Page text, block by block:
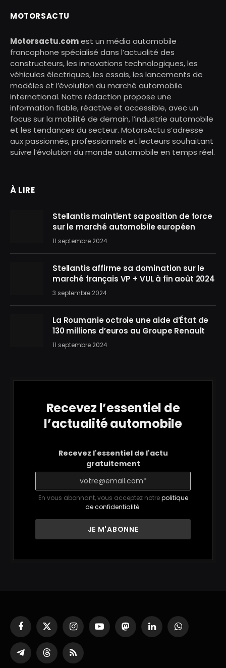
MOTORSACTU
Motorsactu.comest un média automobile
francophone spécialisé dans l’actualité des
constructeurs, les innovations technologiques, les
véhicules électriques, les essais, les lancements de
modèles et l’évolution du marché automobile
international. Notre rédaction propose une
information fiable, réactive et accessible, avec un
focus sur la mobilité de demain, l’industrie automobile
et les tendances du secteur. MotorsActu s’adresse
aux passionnés, professionnels et lecteurs souhaitant
suivre l’évolution du monde automobile en temps réel.
À LIRE
Stellantis maintient sa position de force
sur le marché automobile européen
11 septembre 2024
Stellantis affirme sa domination sur le
marché français VP + VUL à fin août 2024
3 septembre 2024
La Roumanie octroie une aide d’État de
130 millions d’euros au Groupe Renault
11 septembre 2024
Recevez l’essentiel de
l’actualité automobile
Recevez l'essentiel de l'actu
gratuitement
En vous abonnant, vous acceptez notrepolitique
de confidentialité.
Facebook
X
(Twitter)
InstagramYouTubeMastodonLinkedInWhatsApp
PartagerThreadsRSS